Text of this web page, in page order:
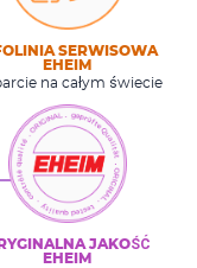
SERWISOWA
EHEIM
na całym świecie
JAKOŚĆ
EHEIM